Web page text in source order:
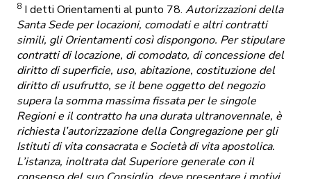
8 I detti Orientamenti al punto 78. Autorizzazioni della
Santa Sede per locazioni, comodati e altri contratti
simili, gli Orientamenti così dispongono. Per stipulare
contratti di locazione, di comodato, di concessione del
diritto di superficie, uso, abitazione, costituzione del
diritto di usufrutto, se il bene oggetto del negozio
supera la somma massima fissata per le singole
Regioni e il contratto ha una durata ultranovennale, è
richiesta l’autorizzazione della Congregazione per gli
Istituti di vita consacrata e Società di vita apostolica.
L’istanza, inoltrata dal Superiore generale con il